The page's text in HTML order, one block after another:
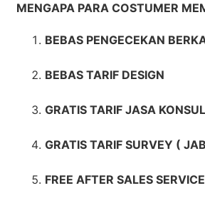
MENGAPA PARA COSTUMER
BEBAS PENGECEKAN
BEBAS TARIF DESIGN
GRATIS TARIF JASA
GRATIS TARIF SURVEY (
FREE AFTER SALES